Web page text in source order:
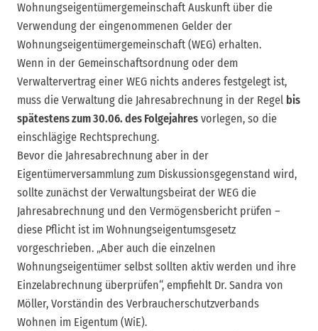
Wohnungseigentümergemeinschaft Auskunft über die
Verwendung der eingenommenen Gelder der
Wohnungseigentümergemeinschaft (WEG) erhalten.
Wenn in der Gemeinschaftsordnung oder dem
Verwaltervertrag einer WEG nichts anderes festgelegt ist,
muss die Verwaltung die Jahresabrechnung in der Regel bis
spätestens zum 30.06. des Folgejahres vorlegen, so die
einschlägige Rechtsprechung.
Bevor die Jahresabrechnung aber in der
Eigentümerversammlung zum Diskussionsgegenstand wird,
sollte zunächst der Verwaltungsbeirat der WEG die
Jahresabrechnung und den Vermögensbericht prüfen –
diese Pflicht ist im Wohnungseigentumsgesetz
vorgeschrieben. „Aber auch die einzelnen
Wohnungseigentümer selbst sollten aktiv werden und ihre
Einzelabrechnung überprüfen“, empfiehlt Dr. Sandra von
Möller, Vorständin des Verbraucherschutzverbands
Wohnen im Eigentum (WiE).